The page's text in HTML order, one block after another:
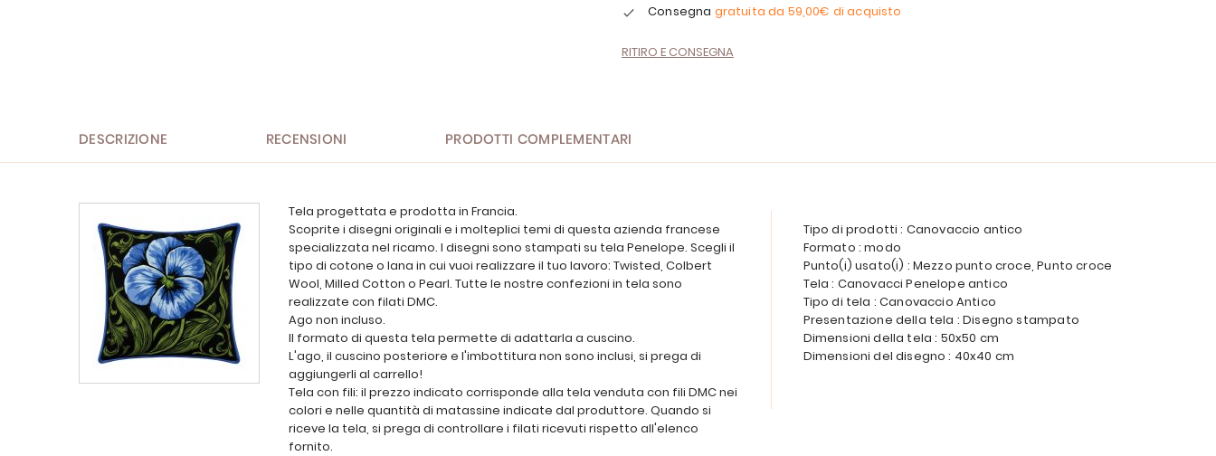
Consegna gratuita da 59,00€ di acquisto
RITIRO E CONSEGNA
DESCRIZIONE RECENSIONI PRODOTTI COMPLEMENTARI
Tela progettata e prodotta in Francia.
Scoprite i disegni originali e i molteplici temi di questa azienda francese
specializzata nel ricamo. I disegni sono stampati su tela Penelope. Scegli il
tipo di cotone o lana in cui vuoi realizzare il tuo lavoro: Twisted, Colbert
Wool, Milled Cotton o Pearl. Tutte le nostre confezioni in tela sono
realizzate con filati DMC.
Ago non incluso.
Il formato di questa tela permette di adattarla a cuscino.
L'ago, il cuscino posteriore e l'imbottitura non sono inclusi, si prega di
aggiungerli al carrello!
Tela con fili: il prezzo indicato corrisponde alla tela venduta con fili DMC nei
colori e nelle quantità di matassine indicate dal produttore. Quando si
riceve la tela, si prega di controllare i filati ricevuti rispetto all'elenco
fornito.
Tipo di prodotti : Canovaccio antico
Formato : modo
Punto(i) usato(i) : Mezzo punto croce, Punto croce
Tela : Canovacci Penelope antico
Tipo di tela : Canovaccio Antico
Presentazione della tela : Disegno stampato
Dimensioni della tela : 50x50 cm
Dimensioni del disegno : 40x40 cm